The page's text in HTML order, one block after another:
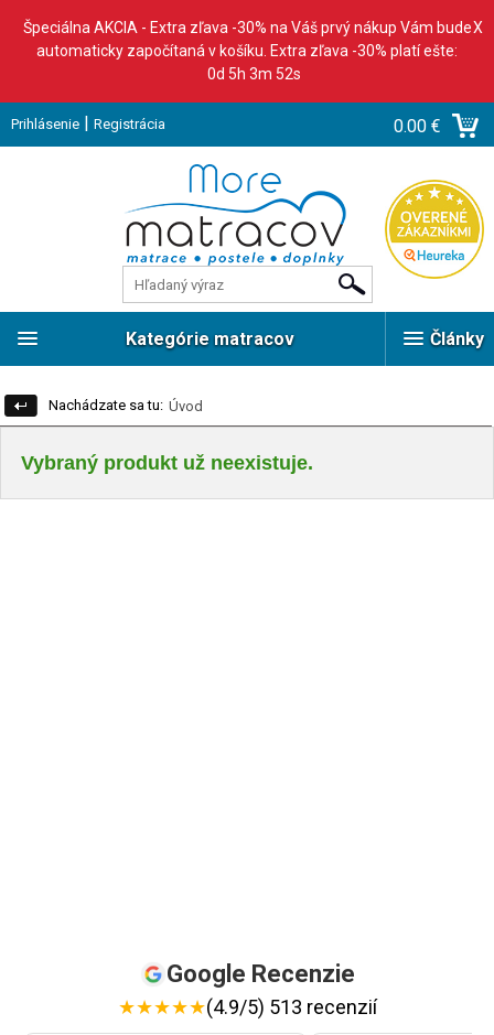
Špeciálna AKCIA - Extra zľava -30% na Váš prvý nákup Vám bude
automaticky započítaná v košíku. Extra zľava -30% platí ešte:
0d 5h 3m 51s
X
Prihlásenie | Registrácia 0.00 €
Články
Kategórie matracov
Nachádzate sa tu: Úvod
Vybraný produkt už neexistuje.
Google Recenzie
★★★★★(4.9/5) 513 recenzií